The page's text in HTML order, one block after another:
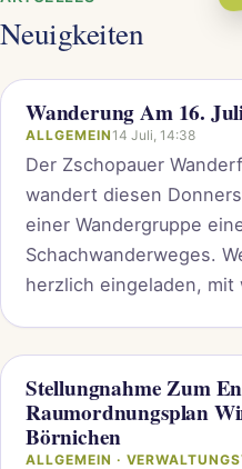
Neuigkeiten
Wanderung Am 16.
ALLGEMEIN14 Juli, 14:38
Der Zschopauer
wandert diesen
einer Wandergruppe
Schachwanderweges.
herzlich eingeladen, mit
Stellungnahme Zum
Raumordnungsplan
Börnichen
ALLGEMEIN ·